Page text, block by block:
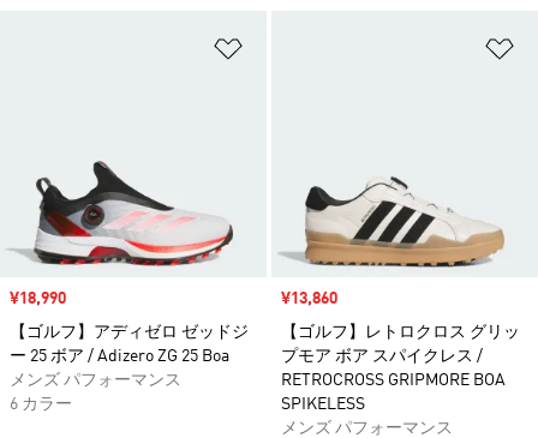
セール価格
¥18,990
【ゴルフ】アディゼロ ゼッドジ
ー 25 ボア / Adizero ZG 25 Boa
メンズ パフォーマンス
6 カラー
セール価格
¥13,860
【ゴルフ】レトロクロス グリッ
プモア ボア スパイクレス /
RETROCROSS GRIPMORE BOA
SPIKELESS
メンズ パフォーマンス